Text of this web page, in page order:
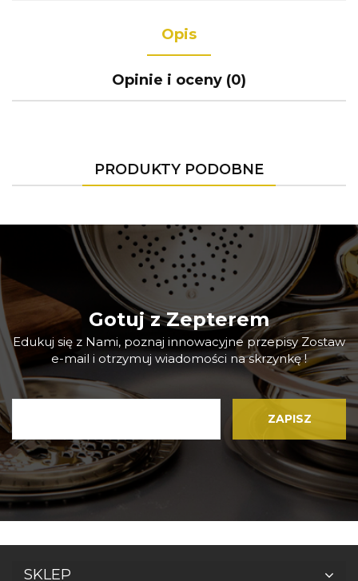
Opis
Opinie i oceny (0)
PRODUKTY PODOBNE
Gotuj z Zepterem
Edukuj się z Nami, poznaj innowacyjne przepisy Zostaw
e-mail i otrzymuj wiadomości na skrzynkę !
SKLEP